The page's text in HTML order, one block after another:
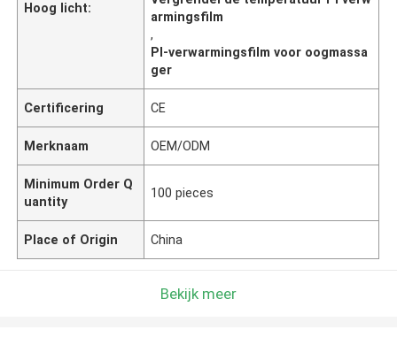
Hoog licht:
armingsfilm
,
PI-verwarmingsfilm voor oogmassa
ger
Certificering CE
Merknaam OEM/ODM
Minimum Order Q
uantity
100 pieces
Place of Origin China
Bekijk meer